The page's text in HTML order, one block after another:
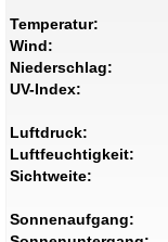
Temperatur:
Wind:
Niederschlag:
UV-Index:
Luftdruck:
Luftfeuchtigkeit:
Sichtweite:
Sonnenaufgang: